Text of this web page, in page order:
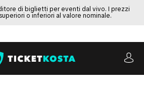
di biglietti per eventi dal vivo. I prezzi
o inferiori al valore nominale.